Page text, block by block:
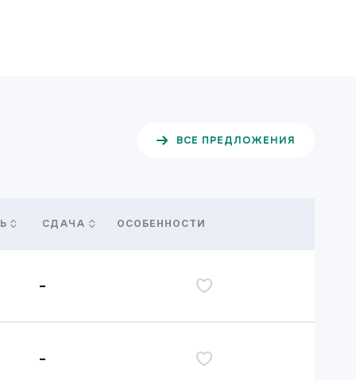
ВСЕ ПРЕДЛОЖЕНИЯ
СДАЧА ОСОБЕННОСТИ
-
-